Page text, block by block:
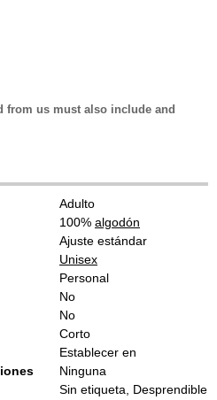
from us must also include and
Adulto
100% algodón
Ajuste estándar
Unisex
Personal
No
No
Corto
Establecer en
Ninguna
Sin etiqueta, Desprendible